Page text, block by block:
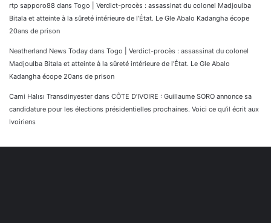
rtp sapporo88 dans Togo | Verdict-procès : assassinat du colonel Madjoulba
Bitala et atteinte à la sûreté intérieure de l’État. Le Gle Abalo Kadangha écope
20ans de prison
Neatherland News Today dans Togo | Verdict-procès : assassinat du colonel
Madjoulba Bitala et atteinte à la sûreté intérieure de l’État. Le Gle Abalo
Kadangha écope 20ans de prison
Cami Halısı Transdinyester dans CÔTE D’IVOIRE : Guillaume SORO annonce sa
candidature pour les élections présidentielles prochaines. Voici ce qu’il écrit aux
Ivoiriens